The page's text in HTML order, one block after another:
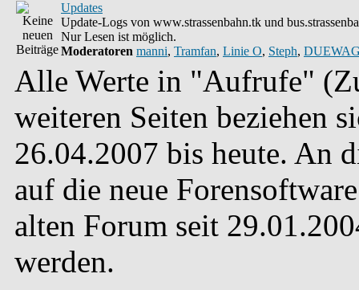
Updates
Update-Logs von www.strassenbahn.tk und
Nur Lesen ist möglich.
Moderatoren manni, Tramfan, Linie O, Steph,
Alle Werte in "Aufrufe"
weiteren Seiten beziehen
26.04.2007 bis heute. An
auf die neue
alten Forum seit
werden.